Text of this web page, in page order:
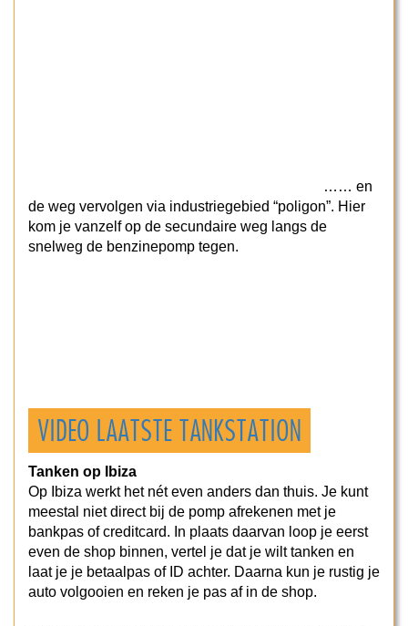
…… en
de weg vervolgen via industriegebied “poligon”. Hier
kom je vanzelf op de secundaire weg langs de
snelweg de benzinepomp tegen.
VIDEO LAATSTE TANKSTATION
Tanken op Ibiza
Op Ibiza werkt het nét even anders dan thuis. Je kunt
meestal niet direct bij de pomp afrekenen met je
bankpas of creditcard. In plaats daarvan loop je eerst
even de shop binnen, vertel je dat je wilt tanken en
laat je je betaalpas of ID achter. Daarna kun je rustig je
auto volgooien en reken je pas af in de shop.